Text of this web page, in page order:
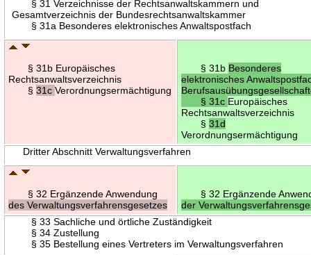
§ 31 Verzeichnisse der Rechtsanwaltskammern und
Gesamtverzeichnis der Bundesrechtsanwaltskammer
§ 31a Besonderes elektronisches Anwaltspostfach
§ 31b Europäisches
Rechtsanwaltsverzeichnis
§31cVerordnungsermächtigung
§ 31b Besonderes
elektronisches
§ 31c Europäisches
Rechtsanwaltsverzeichnis
§31d
Verordnungsermächtigung
Dritter Abschnitt Verwaltungsverfahren
§ 32 Ergänzende Anwendung
des Verwaltungsverfahrensgesetzes
§ 32 Ergänzende
der
§ 33 Sachliche und örtliche Zuständigkeit
§ 34 Zustellung
§ 35 Bestellung eines Vertreters im Verwaltungsverfahren